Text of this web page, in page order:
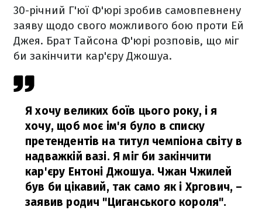
30-річний Г'юї Ф'юрі зробив самовпевнену
заяву щодо свого можливого бою проти Ей
Джея. Брат Тайсона Ф'юрі розповів, що міг
би закінчити кар'єру Джошуа.
Я хочу великих боїв цього року, і я
хочу, щоб моє ім'я було в списку
претендентів на титул чемпіона світу в
надважкій вазі. Я міг би закінчити
кар'єру Ентоні Джошуа. Чжан Чжилей
був би цікавий, так само як і Хргович, –
заявив родич "Циганського короля".